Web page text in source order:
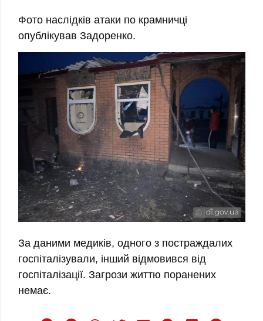
Фото наслідків атаки по крамничці
опублікував Задоренко.
За даними медиків, одного з постраждалих
госпіталізували, інший відмовився від
госпіталізації. Загрози життю поранених
немає.